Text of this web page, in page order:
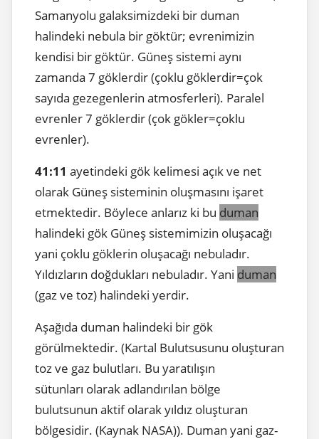
Samanyolu galaksimizdeki bir duman
halindeki nebula bir göktür; evrenimizin
kendisi bir göktür. Güneş sistemi aynı
zamanda 7 göklerdir (çoklu göklerdir=çok
sayıda gezegenlerin atmosferleri). Paralel
evrenler 7 göklerdir (çok gökler=çoklu
evrenler).
41:11 ayetindeki gök kelimesi açık ve net
olarak Güneş sisteminin oluşmasını işaret
etmektedir. Böylece anlarız ki bu duman
halindeki gök Güneş sistemimizin oluşacağı
yani çoklu göklerin oluşacağı nebuladır.
Yıldızların doğdukları nebuladır. Yani duman
(gaz ve toz) halindeki yerdir.
Aşağıda duman halindeki bir gök
görülmektedir. (Kartal Bulutsusunu oluşturan
toz ve gaz bulutları. Bu yaratılışın
sütunları olarak adlandırılan bölge
bulutsunun aktif olarak yıldız oluşturan
bölgesidir. (Kaynak NASA)). Duman yani gaz-